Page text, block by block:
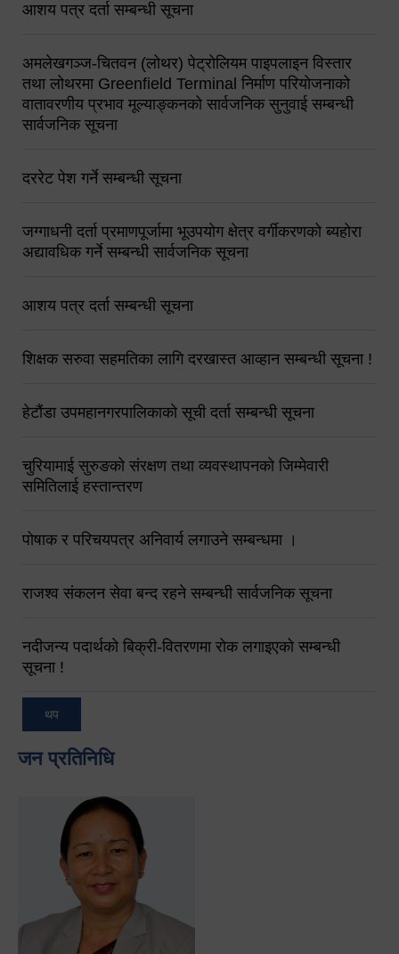
आशय पत्र दर्ता सम्बन्धी सूचना
अमलेखगञ्ज-चितवन (लोथर) पेट्रोलियम पाइपलाइन विस्तार
तथा लोथरमा Greenfield Terminal निर्माण परियोजनाको
वातावरणीय प्रभाव मूल्याङ्कनको सार्वजनिक सुनुवाई सम्बन्धी
सार्वजनिक सूचना
दररेट पेश गर्ने सम्बन्धी सूचना
जग्गाधनी दर्ता प्रमाणपूर्जामा भूउपयोग क्षेत्र वर्गीकरणको ब्यहोरा
अद्यावधिक गर्ने सम्बन्धी सार्वजनिक सूचना
आशय पत्र दर्ता सम्बन्धी सूचना
शिक्षक सरुवा सहमतिका लागि दरखास्त आव्हान सम्बन्धी सूचना !
हेटौंडा उपमहानगरपालिकाको सूची दर्ता सम्बन्धी सूचना
चुरियामाई सुरुङको संरक्षण तथा व्यवस्थापनको जिम्मेवारी
समितिलाई हस्तान्तरण
पोषाक र परिचयपत्र अनिवार्य लगाउने सम्बन्धमा ।
राजश्व संकलन सेवा बन्द रहने सम्बन्धी सार्वजनिक सूचना
नदीजन्य पदार्थको बिक्री-वितरणमा रोक लगाइएको सम्बन्धी
सूचना !
थप
जन प्रतिनिधि